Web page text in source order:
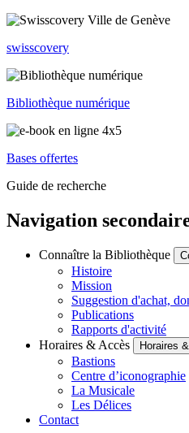
swisscovery
Bibliothèque numérique
Bases offertes
Guide de recherche
Navigation
Connaître la Bibliothèque
Histoire
Mission
Suggestion d'achat,
Publications
Rapports d'activité
Horaires & Accès
Horaires
Bastions
Centre d’iconographie
La Musicale
Les Délices
Contact